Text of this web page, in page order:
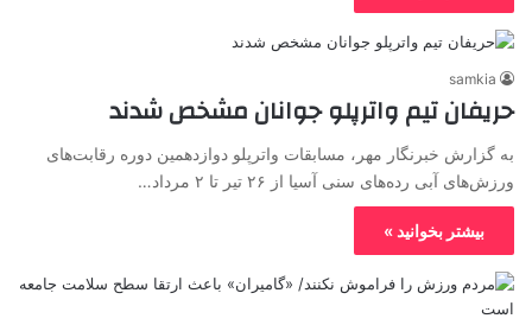
samkia
حریفان تیم واترپلو جوانان مشخص شدند
به گزارش خبرنگار مهر، مسابقات واترپلو دوازدهمین دوره رقابت‌های
ورزش‌های آبی رده‌های سنی آسیا از ۲۶ تیر تا ۲ مرداد…
بیشتر بخوانید »